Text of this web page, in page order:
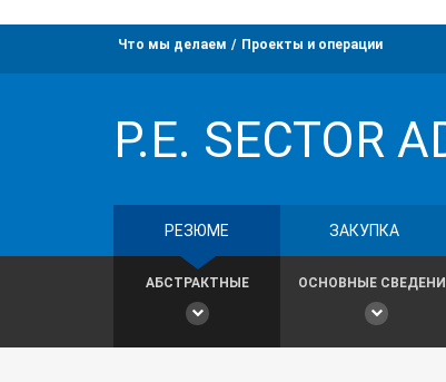
Что мы делаем Проекты и операции
P.E. SECTOR
РЕЗЮМЕ ЗАКУПКА
АБСТРАКТНЫЕ ОСНОВНЫЕ